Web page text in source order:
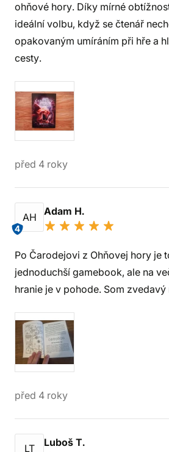
ohňové hory. Díky mírné
ideální volbu, když se čtenář
opakovaným umíráním při hře a
cesty.
před 4 roky
AH
4
Adam H.
Po Čarodejovi z Ohňovej hory je
jednoduchší gamebook, ale na
hranie je v pohode. Som
před 4 roky
LT Luboš T.